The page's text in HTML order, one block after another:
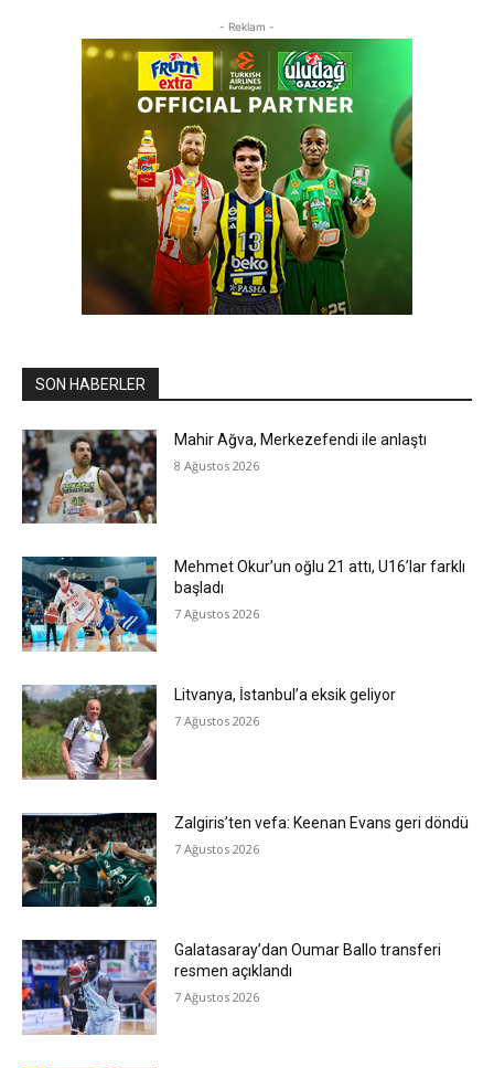
- Reklam -
SON HABERLER
Mahir Ağva, Merkezefendi ile anlaştı
8 Ağustos 2026
Mehmet Okur’un oğlu 21 attı, U16’lar farklı
başladı
7 Ağustos 2026
Litvanya, İstanbul’a eksik geliyor
7 Ağustos 2026
Zalgiris’ten vefa: Keenan Evans geri döndü
7 Ağustos 2026
Galatasaray’dan Oumar Ballo transferi
resmen açıklandı
7 Ağustos 2026